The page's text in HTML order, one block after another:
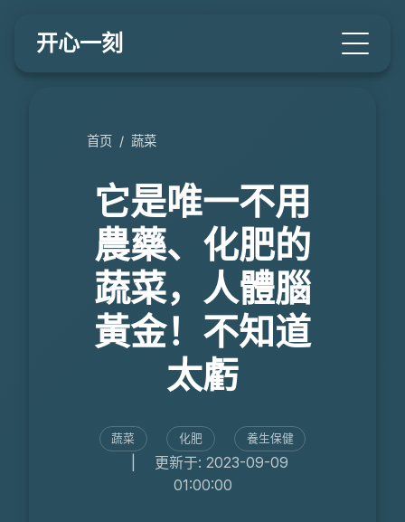
开心一刻
首页 / 蔬菜
它是唯一不用
農藥、化肥的
蔬菜，人體腦
黃金！不知道
太虧
蔬菜 化肥 養生保健
更新于: 2023-09-09
01:00:00